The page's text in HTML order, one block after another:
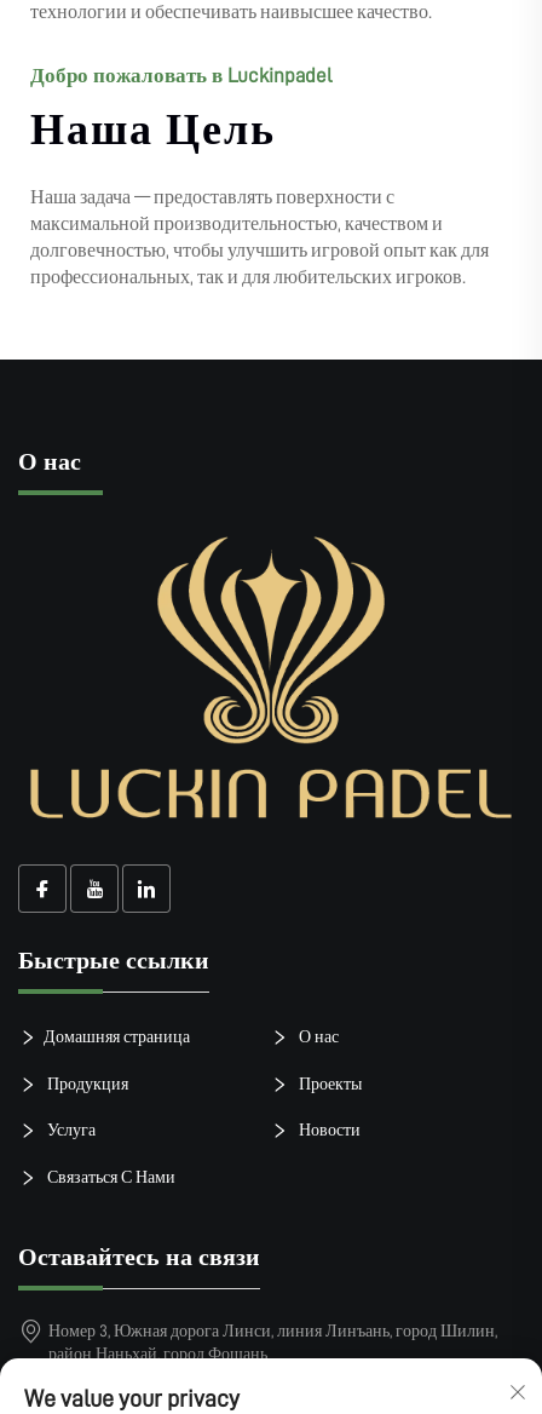
технологии и обеспечивать наивысшее качество.
Добро пожаловать в Luckinpadel
Наша Цель
Наша задача — предоставлять поверхности с
максимальной производительностью, качеством и
долговечностью, чтобы улучшить игровой опыт как для
профессиональных, так и для любительских игроков.
О нас
Быстрые ссылки
Домашняя страница О нас
Продукция Проекты
Услуга Новости
Связаться С Нами
Оставайтесь на связи
Номер 3, Южная дорога Линси, линия Линъань, город Шилин,
район Наньхай, город Фошань
+86-15913101899
We value your privacy